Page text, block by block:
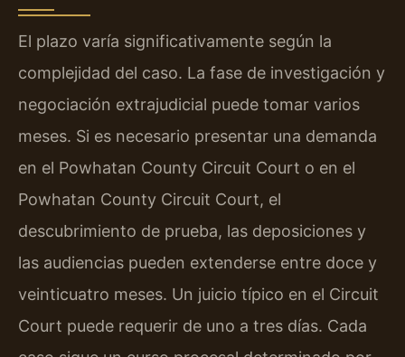
El plazo varía significativamente según la
complejidad del caso. La fase de investigación y
negociación extrajudicial puede tomar varios
meses. Si es necesario presentar una demanda
en el Powhatan County Circuit Court o en el
Powhatan County Circuit Court, el
descubrimiento de prueba, las deposiciones y
las audiencias pueden extenderse entre doce y
veinticuatro meses. Un juicio típico en el Circuit
Court puede requerir de uno a tres días. Cada